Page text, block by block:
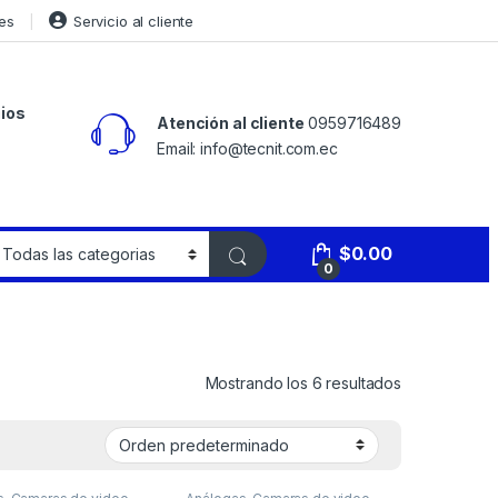
Servicio al cliente
Atención al cliente 0959716489
Email: info@tecnit.com.ec
0
$0.00
Mostrando los 6 resultados